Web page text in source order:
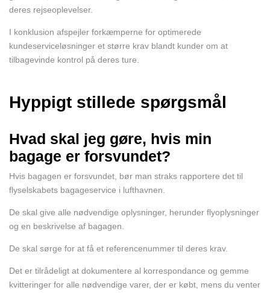
deres rejseoplevelser.
I konklusion afspejler forkæmperne for optimerede
kundeserviceløsninger et større krav blandt kunder om at
tilbagevinde kontrol på deres ture.
Hyppigt stillede spørgsmål
Hvad skal jeg gøre, hvis min
bagage er forsvundet?
Hvis bagagen er forsvundet, bør man straks rapportere det til
flyselskabets bagageservice i lufthavnen.
De skal give alle nødvendige oplysninger, herunder flyoplysninger
og en beskrivelse af bagagen.
De skal sørge for at få et referencenummer til deres krav.
Det er tilrådeligt at dokumentere al korrespondance og gemme
kvitteringer for alle nødvendige varer, der er købt, mens du venter